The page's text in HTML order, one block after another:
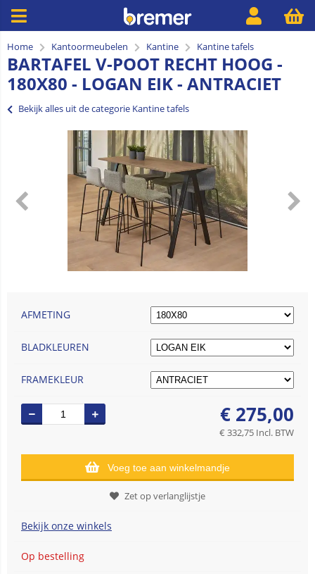
Home Kantoormeubelen Kantine Kantine tafels
BARTAFEL V-POOT RECHT HOOG -
180X80 - LOGAN EIK - ANTRACIET
Bekijk alles uit de categorie Kantine tafels
AFMETING
BLADKLEUREN
FRAMEKLEUR
€ 275,00
€ 332,75 Incl. BTW
Voeg toe aan winkelmandje
Zet op verlanglijstje
Bekijk onze winkels
Op bestelling